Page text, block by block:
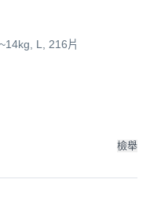
L, 216片
檢舉